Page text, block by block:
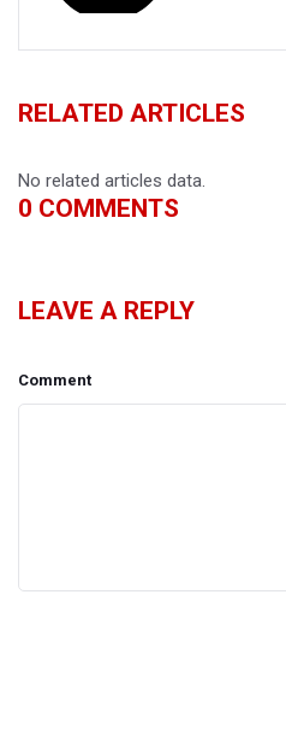
RELATED ARTICLES
No related articles data.
0 COMMENTS
LEAVE A REPLY
Comment